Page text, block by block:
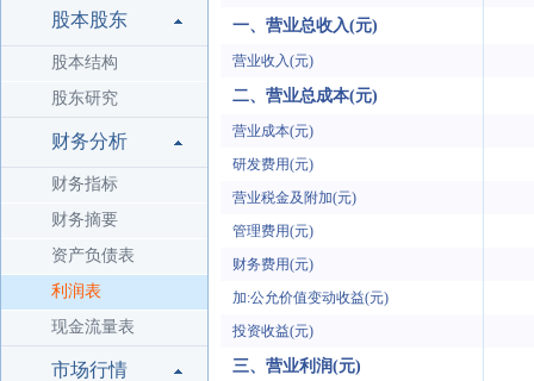
股本股东
股本结构
股东研究
财务分析
财务指标
财务摘要
资产负债表
利润表
现金流量表
市场行情
一、营业总收入(元)
营业收入(元)
二、营业总成本(元)
营业成本(元)
研发费用(元)
营业税金及附加(元)
管理费用(元)
财务费用(元)
加:公允价值变动收益(元)
投资收益(元)
三、营业利润(元)